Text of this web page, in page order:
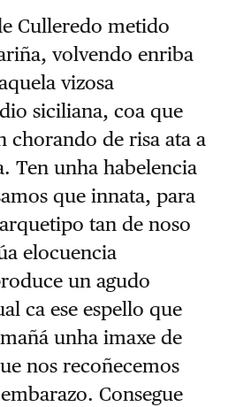
Culleredo metido
volvendo enriba
vizosa
siciliana, coa que
de risa ata a
Ten unha habelencia
que innata, para
tan de noso
elocuencia
un agudo
ca ese espello que
unha imaxe de
nos recoñecemos
Consegue